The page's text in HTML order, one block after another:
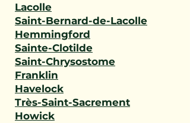
Lacolle
Saint-Bernard-de-Lacolle
Hemmingford
Sainte-Clotilde
Saint-Chrysostome
Franklin
Havelock
Très-Saint-Sacrement
Howick